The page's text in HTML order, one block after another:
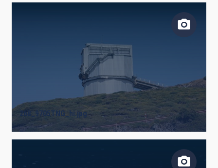
268_9705TNG_hi.jpg